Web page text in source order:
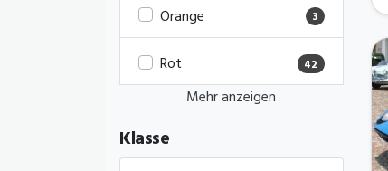
Orange 3
Rot 42
Mehr anzeigen
Klasse